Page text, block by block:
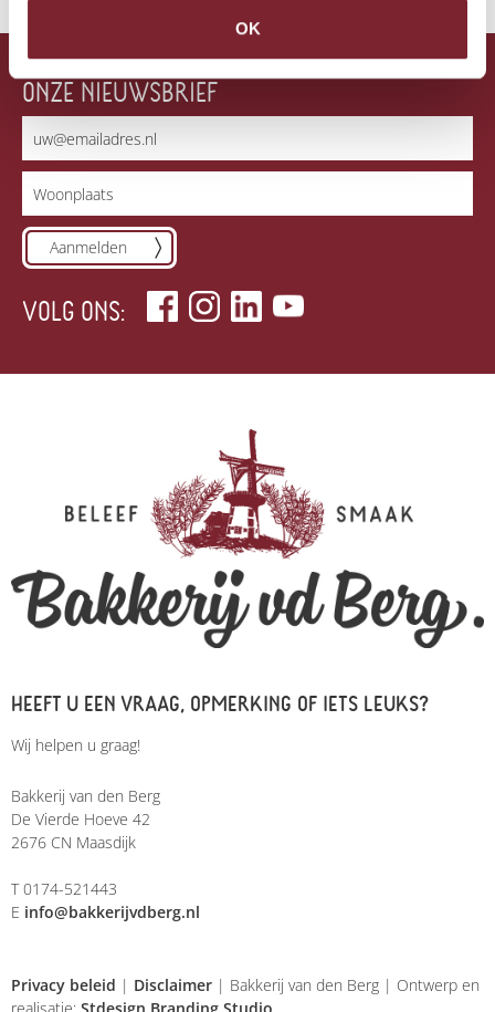
OK
ONZE NIEUWSBRIEF
Aanmelden
VOLG ONS:
HEEFT U EEN VRAAG, OPMERKING OF IETS LEUKS?
Wij helpen u graag!
Bakkerij van den Berg
De Vierde Hoeve 42
2676 CN Maasdijk
T 0174-521443
E info@bakkerijvdberg.nl
Privacy beleid | Disclaimer | Bakkerij van den Berg | Ontwerp en